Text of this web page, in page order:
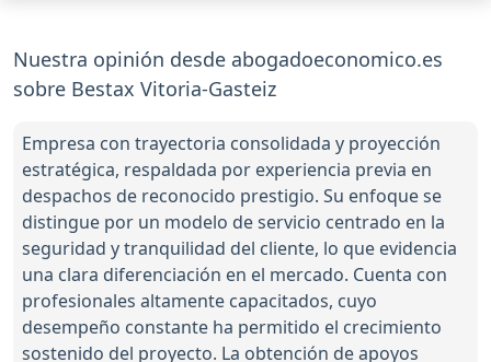
Nuestra opinión desde abogadoeconomico.es
sobre Bestax Vitoria-Gasteiz
Empresa con trayectoria consolidada y proyección
estratégica, respaldada por experiencia previa en
despachos de reconocido prestigio. Su enfoque se
distingue por un modelo de servicio centrado en la
seguridad y tranquilidad del cliente, lo que evidencia
una clara diferenciación en el mercado. Cuenta con
profesionales altamente capacitados, cuyo
desempeño constante ha permitido el crecimiento
sostenido del proyecto. La obtención de apoyos